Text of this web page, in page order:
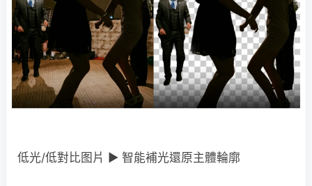
低光/低對比图片 ► 智能補光還原主體輪廓